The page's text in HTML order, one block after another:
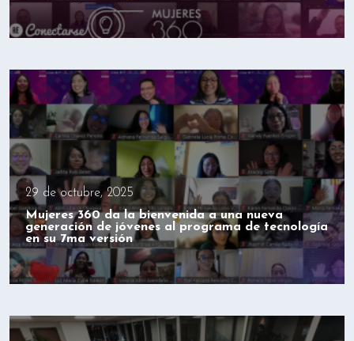
29 de octubre, 2025
Mujeres 360 da la bienvenida a una nueva
generación de jóvenes al programa de tecnología
en su 7ma versión